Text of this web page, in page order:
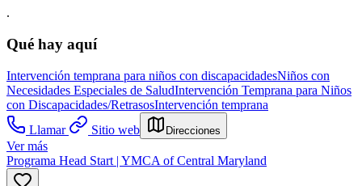
.
Qué hay aquí
Intervención temprana para niños con discapacidadesNiños con
Necesidades Especiales de SaludIntervención Temprana para Niños
con Discapacidades/RetrasosIntervención temprana
Llamar
Sitio web Direcciones
Ver más
Programa Head Start | YMCA of Central Maryland